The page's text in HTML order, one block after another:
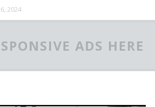
2024
ADS HERE